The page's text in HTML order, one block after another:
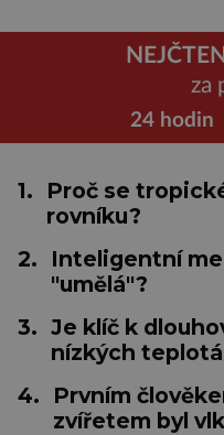
za
24 hodin
1.
Proč se
rovníku?
2.
Inteligentní
"umělá"?
3. Je klíč k
nízkých
4.
Prvním
zvířetem byl